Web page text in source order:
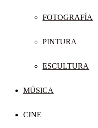
FOTOGRAFÍA
PINTURA
ESCULTURA
MÚSICA
CINE